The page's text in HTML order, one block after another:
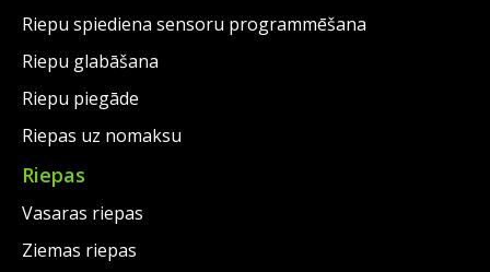
Riepu spiediena sensoru programmēšana
Riepu glabāšana
Riepu piegāde
Riepas uz nomaksu
Riepas
Vasaras riepas
Ziemas riepas